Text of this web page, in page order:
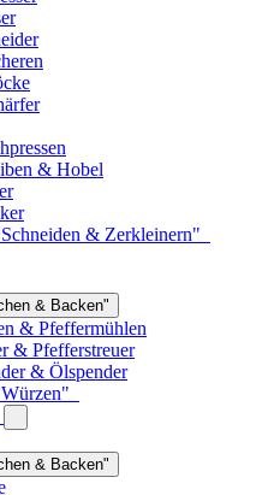
& Backen"
& Backen"